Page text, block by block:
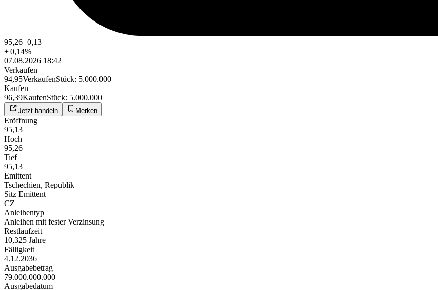
95,26+0,13
+0,14%
07.08.2026 18:42
Verkaufen
94,95VerkaufenStück: 5.000.000
Kaufen
96,39KaufenStück: 5.000.000
Jetzt handeln Merken
Eröffnung
95,13
Hoch
95,26
Tief
95,13
Emittent
Tschechien, Republik
Sitz Emittent
CZ
Anleihentyp
Anleihen mit fester Verzinsung
Restlaufzeit
10,325 Jahre
Fälligkeit
4.12.2036
Ausgabebetrag
79.000.000.000
Ausgabedatum